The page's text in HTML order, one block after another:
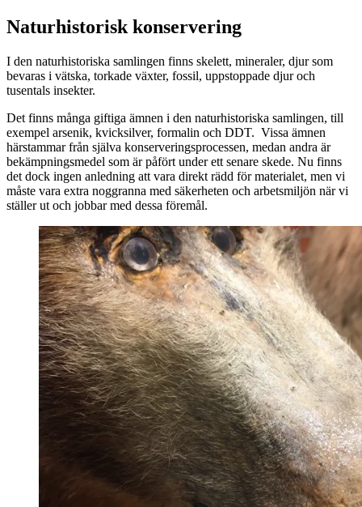
Naturhistorisk konservering
I den naturhistoriska samlingen finns skelett, mineraler, djur som
bevaras i vätska, torkade växter, fossil, uppstoppade djur och
tusentals insekter.
Det finns många giftiga ämnen i den naturhistoriska samlingen, till
exempel arsenik, kvicksilver, formalin och DDT. Vissa ämnen
härstammar från själva konserveringsprocessen, medan andra är
bekämpningsmedel som är påfört under ett senare skede. Nu finns
det dock ingen anledning att vara direkt rädd för materialet, men vi
måste vara extra noggranna med säkerheten och arbetsmiljön när vi
ställer ut och jobbar med dessa föremål.